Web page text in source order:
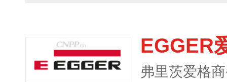
EGGER